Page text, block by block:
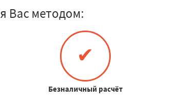
Вас методом:
✔
Безналичный расчёт